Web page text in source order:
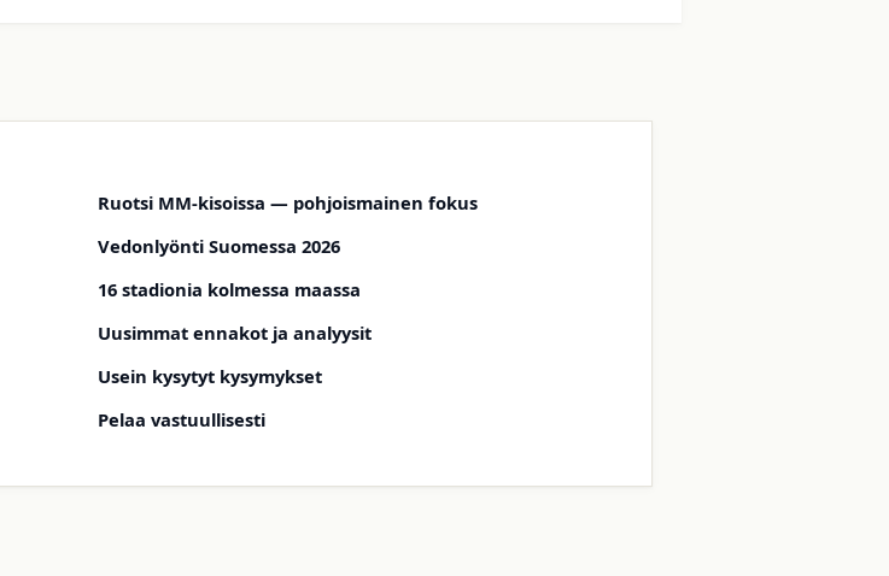
Ruotsi MM-kisoissa — pohjoismainen fokus
Vedonlyönti Suomessa 2026
16 stadionia kolmessa maassa
Uusimmat ennakot ja analyysit
Usein kysytyt kysymykset
Pelaa vastuullisesti